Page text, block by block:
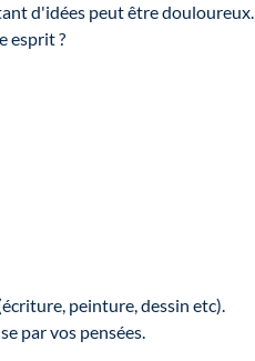
d'idées peut être douloureux.
esprit ?
peinture, dessin etc).
par vos pensées.